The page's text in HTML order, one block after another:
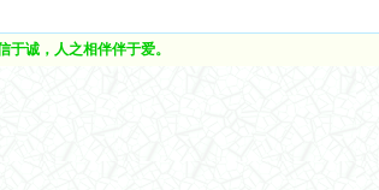
诚，人之相伴伴于爱。